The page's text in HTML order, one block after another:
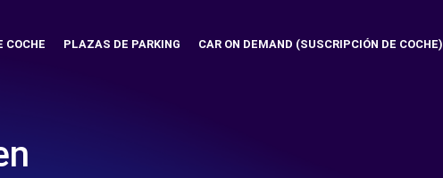
COCHE PLAZAS DE PARKING CAR ON DEMAND (SUSCRIPCIÓN DE COCHE)